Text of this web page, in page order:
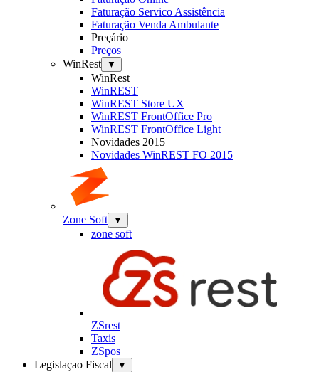
Faturação Servico Assistência
Faturação Venda Ambulante
Preçário
Preços
WinRest
▼
WinRest
WinREST
WinREST Store UX
WinREST FrontOffice Pro
WinREST FrontOffice Light
Novidades 2015
Novidades WinREST FO 2015
Zone Soft ▼
zone soft
ZSrest
Taxis
ZSpos
Legislaçao Fiscal
▼